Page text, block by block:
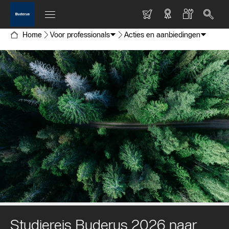
Home Voor professionals Acties en aanbiedingen
Studiereis Buderus 2026 naar